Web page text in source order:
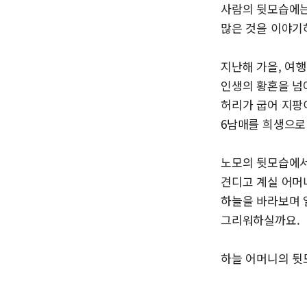
사람의 뒷모습에
많은 것을 이야
지난해 가을, 여
인생의 황혼을
허리가 굽어 지
6남매를 희생으
노모의 뒷모습에
견디고 계실 어
하늘을 바라보며
그리워하실까요.
하늘 어머니의